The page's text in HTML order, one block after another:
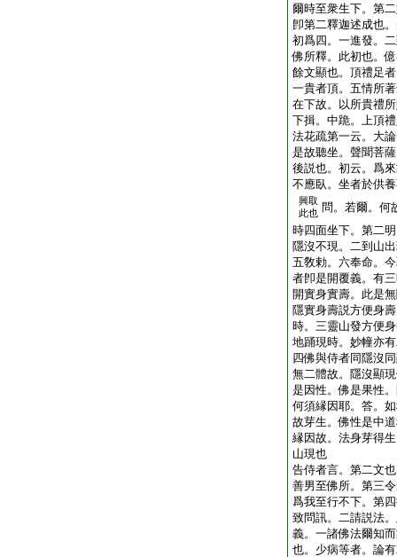
爾時至衆生下。第
卽第二釋迦述成也
初爲四。一進發。
佛所釋。此初也。
餘文顯也。頂禮足
一貴者頂。五情所
在下故。以所貴禮
下揖。中跪。上頂
法花疏第一云。大
是故聽坐。聲聞菩
後説也。初云。爲
不應臥。坐者於供
興取
此也 問。若爾。何
時四面坐下。第二
隱沒不現。二到山
五敎勅。六奉命。
者卽是開覆義。有
開實身實壽。此是
隱實身壽説方便身
時。三靈山發方便
地踊現時。妙幢亦
四佛與侍者同隱沒
無二體故。隱沒顯
是因性。佛是果性
何須縁因耶。答。
故芽生。佛性是中
縁因故。法身芽得
山現也
告侍者言。第二文也
善男至佛所。第三
爲我至行不下。第
致問訊。二請説法
義。一諸佛法爾知
也。少病等者。論